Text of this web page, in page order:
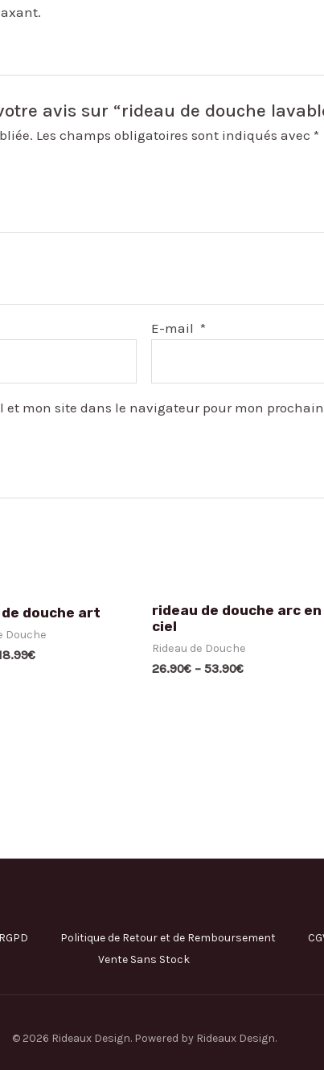
avis sur “rideau de douche
Les champs obligatoires sont indiqués avec *
E-mail*
et mon site dans le navigateur pour mon
douche art
Douche
€
rideau de douche arc en
ciel
Rideau de Douche
26.90€ – 53.90€
Politique de Retour et de Remboursement
Vente Sans Stock
© 2026 Rideaux Design. Powered by Rideaux Design.